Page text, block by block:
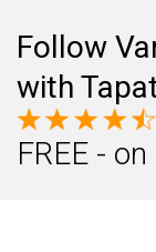
Follow
with
FREE -